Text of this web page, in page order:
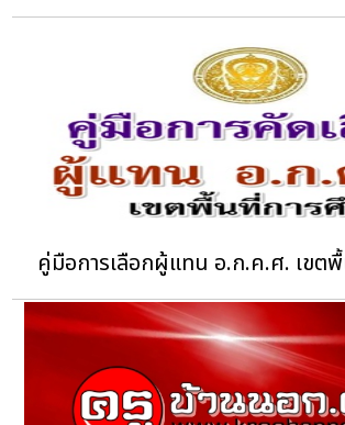
คู่มือการเลือกผู้แทน อ.ก.ค.ศ. เขต